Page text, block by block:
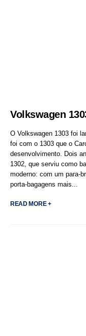
Volkswagen
O Volkswagen 1303 foi
foi com o 1303 que o
desenvolvimento. Dois
1302, que serviu como
moderno: com um para-
porta-bagagens mais...
READ MORE +